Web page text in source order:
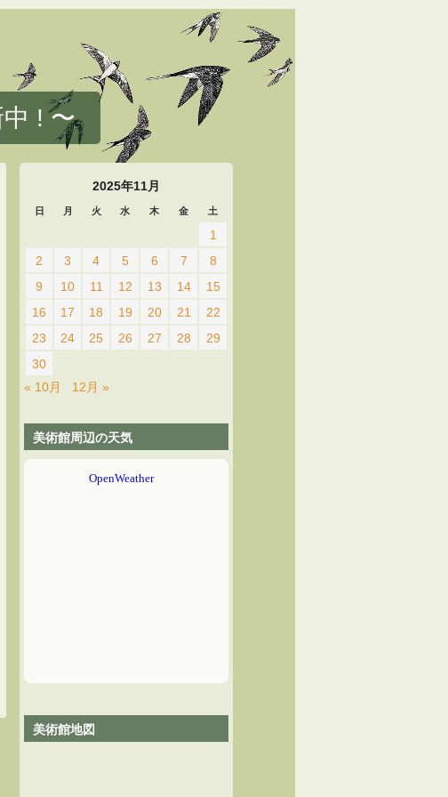
! 〜
2025年11月
日 月 火 水 木 金 土
1
2
3 4 5 6 7
8
9
10 11 12 13 14
15
16
17 18 19 20 21
22
23
24 25 26 27 28
29
30
« 10月
12月 »
美術館周辺の天気
美術館地図